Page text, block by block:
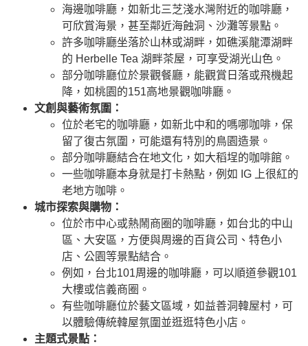
海邊咖啡廳，如新北三芝淺水灣附近的咖啡廳，
可欣賞海景，甚至鄰近海蝕洞、沙灘等景點。
許多咖啡廳坐落於山林或湖畔，如礁溪龍潭湖畔
的 Herbelle Tea 湖畔茶屋，可享受湖光山色。
部分咖啡廳位於景觀餐廳，能觀賞日落或飛機起
降，如桃園的151高地景觀咖啡廳。
文創與藝術氛圍：
位於老宅的咖啡廳，如新北中和的嗎哪咖啡，保
留了復古氛圍，可能還有特別的鳥園造景。
部分咖啡廳結合在地文化，如大稻埕的咖啡館。
一些咖啡廳本身就是打卡熱點，例如 IG 上很紅的
老地方咖啡。
城市探索與購物：
位於市中心或熱鬧商圈的咖啡廳，如台北的中山
區、大安區，方便與周邊的百貨公司、特色小
店、公園等景點結合。
例如，台北101周邊的咖啡廳，可以順道參觀101
大樓或信義商圈。
有些咖啡廳位於藝文區域，如益善洞韓屋村，可
以體驗傳統韓屋氛圍並逛逛特色小店。
主題式景點：